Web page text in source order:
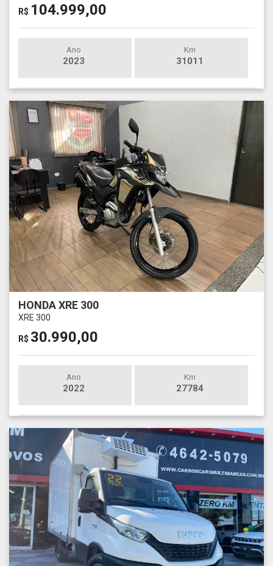
R$ 104.999,00
Ano
2023
Km
31011
HONDA XRE 300
XRE 300
R$ 30.990,00
Ano
2022
Km
27784